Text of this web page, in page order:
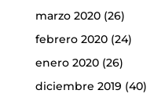
marzo 2020(26)
febrero 2020(24)
enero 2020(26)
diciembre 2019 (40)